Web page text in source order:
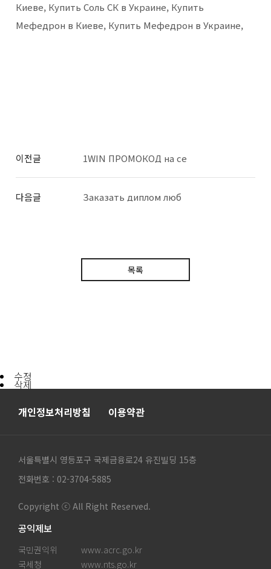
Киеве, Купить Соль СК в Украине, Купить
Мефедрон в Киеве, Купить Мефедрон в Украине,
이전글 1WIN ПРОМОКОД на се
다음글 Заказать диплом люб
목록
수정
삭제
개인정보처리방침
이용약관
서울특별시 영등포구 국제금융로24 유진빌딩 15층
전화번호 : 02-3704-5885
Copyright ⓒ All Right Reserved.
공익제보
국민권익위
www.acrc.go.kr
국세청
www.nts.go.kr